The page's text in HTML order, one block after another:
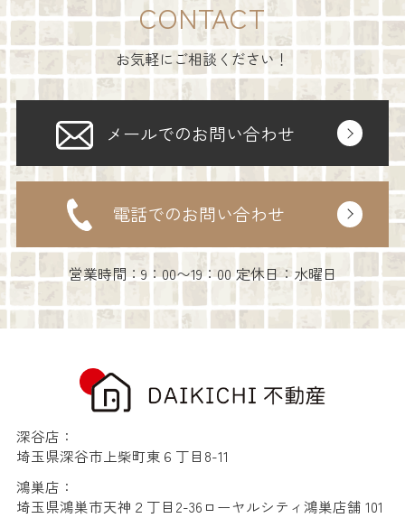
CONTACT
お気軽にご相談ください！
メールでのお問い合わせ
電話でのお問い合わせ
営業時間：9：00〜19：00 定休日：水曜日
深谷店：
埼玉県深谷市上柴町東６丁目8-11
鴻巣店：
埼玉県鴻巣市天神２丁目2-36ローヤルシティ鴻巣店舗 101